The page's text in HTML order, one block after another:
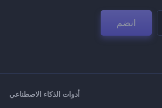
انضم
أدوات الذكاء الاصطناعي